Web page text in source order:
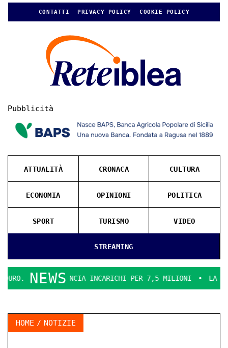
CONTATTI PRIVACY POLICY COOKIE POLICY
Pubblicità
STREAMING
ATTUALITÀ CRONACA CULTURA
ECONOMIA OPINIONI POLITICA
SPORT TURISMO VIDEO
NEWS
INCARICHI PER 7,5 MILIONI LA ERGON SMENTICE
HOME NOTIZIE